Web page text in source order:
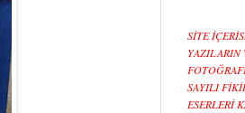
SİTE
YAZILARIN
SAYILI
ESERLERİ